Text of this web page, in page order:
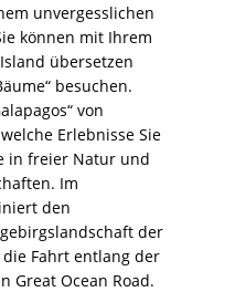
unvergesslichen
können mit Ihrem
übersetzen
besuchen.
von
Erlebnisse Sie
in freier Natur und
Im
den
der
Fahrt entlang der
Great Ocean Road.